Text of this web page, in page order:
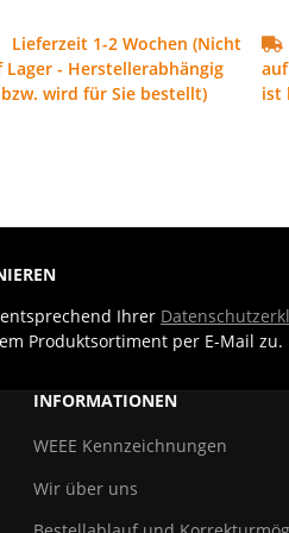
Lieferzeit 1-2 Wochen (Nicht
Lager - Herstellerabhängig
wird für Sie bestellt)
ist
INFORMATIONEN
WEEE Kennzeichnungen
Wir über uns
Ihrer
Produktsortiment per E-Mail zu.